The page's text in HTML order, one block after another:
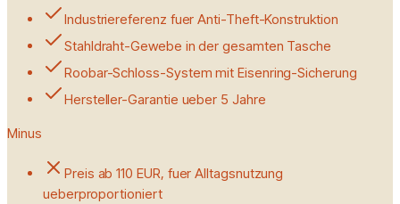
Industriereferenz fuer Anti-Theft-Konstruktion
Stahldraht-Gewebe in der gesamten Tasche
Roobar-Schloss-System mit Eisenring-Sicherung
Hersteller-Garantie ueber 5 Jahre
Minus
Preis ab 110 EUR, fuer Alltagsnutzung
ueberproportioniert